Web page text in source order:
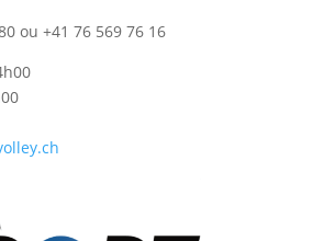
ou +41 76 569 76 16